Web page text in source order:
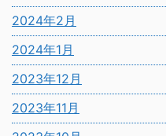
2024年2月
2024年1月
2023年12月
2023年11月